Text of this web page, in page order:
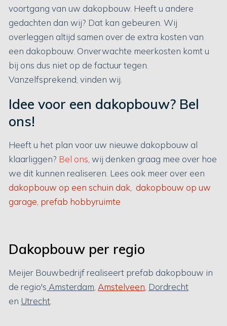
voortgang van uw dakopbouw. Heeft u andere
gedachten dan wij? Dat kan gebeuren. Wij
overleggen altijd samen over de extra kosten van
een dakopbouw. Onverwachte meerkosten komt u
bij ons dus niet op de factuur tegen.
Vanzelfsprekend, vinden wij.
Idee voor een dakopbouw? Bel
ons!
Heeft u het plan voor uw nieuwe dakopbouw al
klaarliggen? Bel ons , wij denken graag mee over hoe
we dit kunnen realiseren. Lees ook meer over een
dakopbouw op een schuin dak, dakopbouw op uw
garage, prefab hobbyruimte
Dakopbouw per regio
Meijer Bouwbedrijf realiseert prefab dakopbouw in
de regio's Amsterdam Amstelveen Dordrecht
en Utrecht